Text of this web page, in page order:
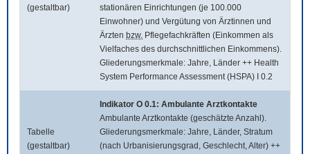
(gestaltbar)
stationären Einrichtungen (je 100.000
Einwohner) und Vergütung von Ärztinnen und
Ärzten bzw. Pflegefachkräften (Einkommen als
Vielfaches des durchschnittlichen Einkommens).
Gliederungsmerkmale: Jahre, Länder ++ Health
System Performance Assessment (HSPA) I 0.2
Tabelle
(gestaltbar)
Indikator O 0.1: Ambulante Arztkontakte
Ambulante Arztkontakte (geschätzte Anzahl).
Gliederungsmerkmale: Jahre, Länder, Stratum
(nach Urbanisierungsgrad, Geschlecht, Alter) ++